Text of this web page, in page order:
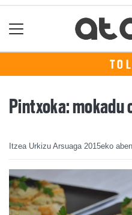
Pintxoka: mokadu
Itzea Urkizu Arsuaga 2015eko